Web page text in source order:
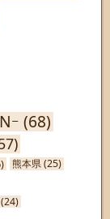
ｰ (68)
熊本県(25)
(24)